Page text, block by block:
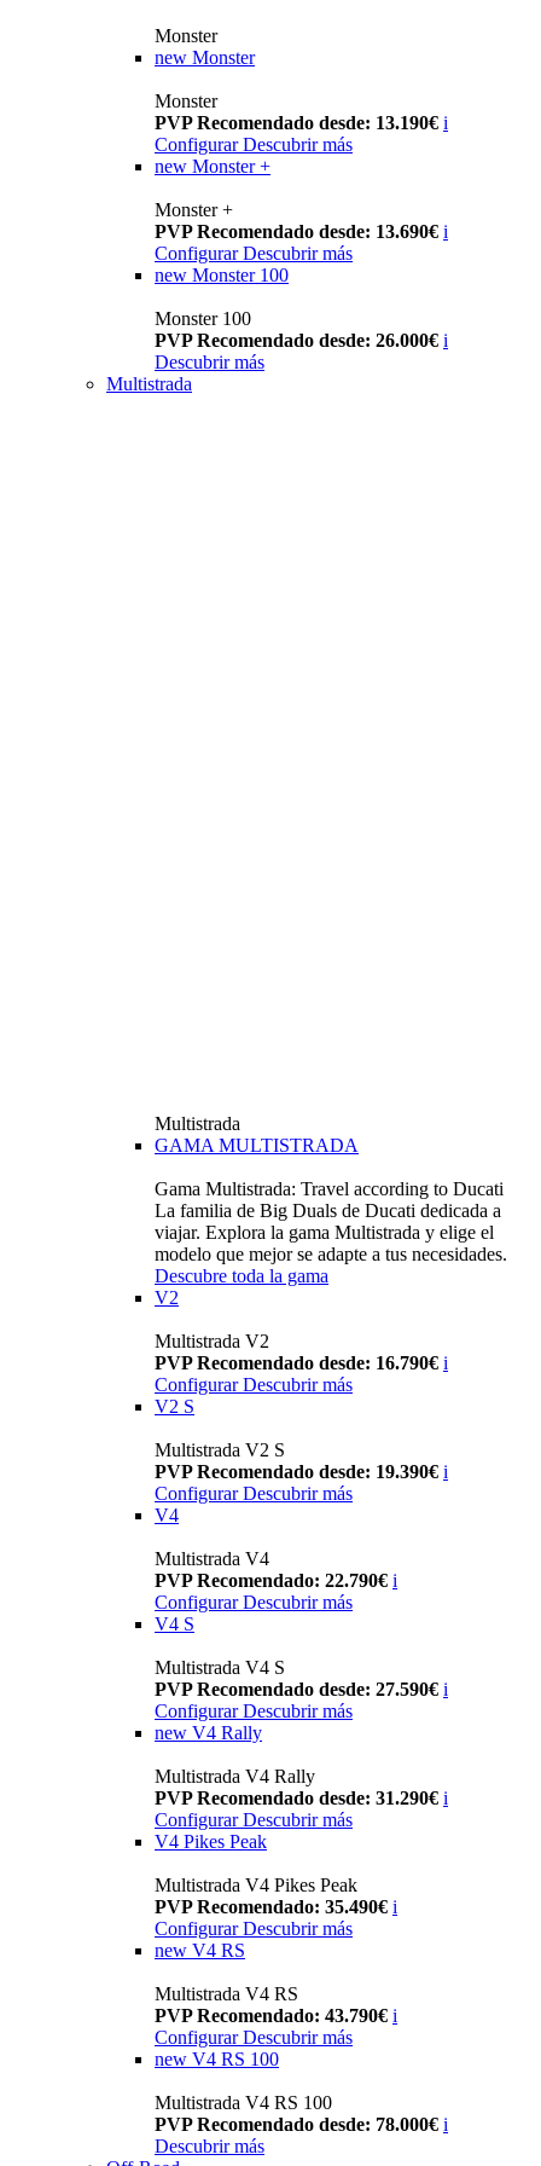
Monster
new Monster
Monster
PVP Recomendado desde: 13.190€ i
Configurar Descubrir más
new Monster +
Monster +
PVP Recomendado desde: 13.690€ i
Configurar Descubrir más
new Monster 100
Monster 100
PVP Recomendado desde: 26.000€ i
Descubrir más
Multistrada
Multistrada
GAMA MULTISTRADA
Gama Multistrada: Travel according to Ducati
La familia de Big Duals de Ducati dedicada a
viajar. Explora la gama Multistrada y elige el
modelo que mejor se adapte a tus necesidades.
Descubre toda la gama
V2
Multistrada V2
PVP Recomendado desde: 16.790€ i
Configurar Descubrir más
V2 S
Multistrada V2 S
PVP Recomendado desde: 19.390€ i
Configurar Descubrir más
V4
Multistrada V4
PVP Recomendado: 22.790€ i
Configurar Descubrir más
V4 S
Multistrada V4 S
PVP Recomendado desde: 27.590€ i
Configurar Descubrir más
new V4 Rally
Multistrada V4 Rally
PVP Recomendado desde: 31.290€ i
Configurar Descubrir más
V4 Pikes Peak
Multistrada V4 Pikes Peak
PVP Recomendado: 35.490€ i
Configurar Descubrir más
new V4 RS
Multistrada V4 RS
PVP Recomendado: 43.790€ i
ConfigurarDescubrir más
new V4 RS 100
Multistrada V4 RS 100
PVP Recomendado desde: 78.000€ i
Descubrir más